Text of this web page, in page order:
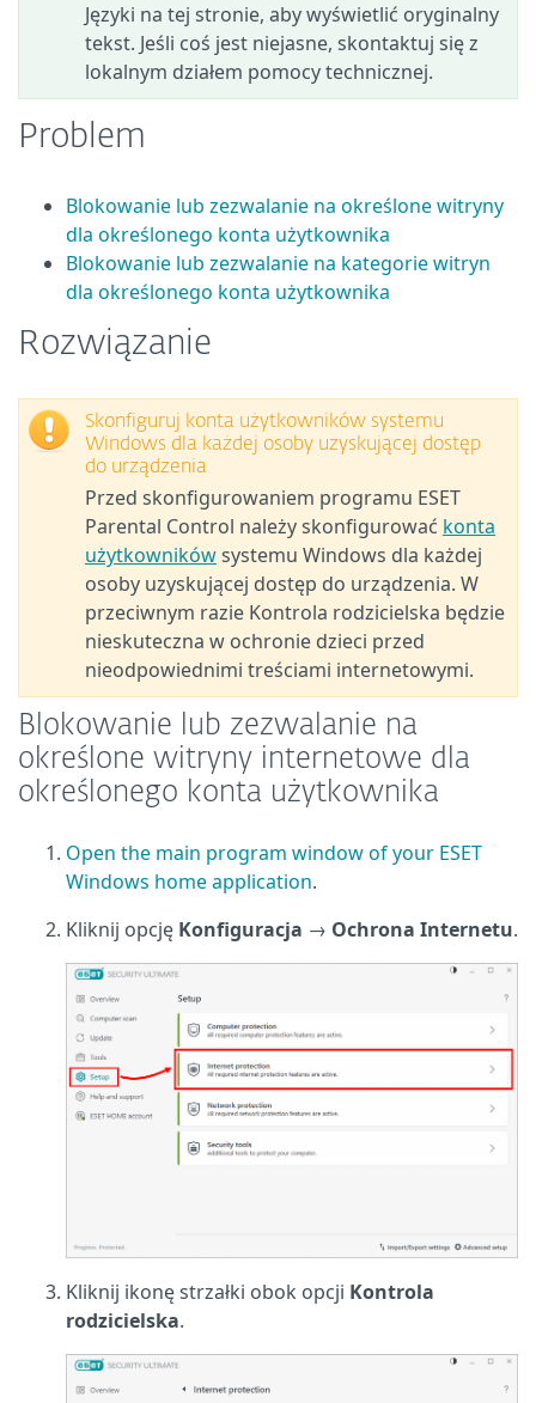
Języki na tej stronie, aby wyświetlić oryginalny
tekst. Jeśli coś jest niejasne, skontaktuj się z
lokalnym działem pomocy technicznej.
Problem
Blokowanie lub zezwalanie na określone witryny
dla określonego konta użytkownika
Blokowanie lub zezwalanie na kategorie witryn
dla określonego konta użytkownika
Rozwiązanie
Skonfiguruj konta użytkowników systemu
Windows dla każdej osoby uzyskującej dostęp
do urządzenia
Przed skonfigurowaniem programu ESET
Parental Control należy skonfigurować konta
użytkownikówsystemu Windows dla każdej
osoby uzyskującej dostęp do urządzenia. W
przeciwnym razie Kontrola rodzicielska będzie
nieskuteczna w ochronie dzieci przed
nieodpowiednimi treściami internetowymi.
Blokowanie lub zezwalanie na
określone witryny internetowe dla
określonego konta użytkownika
Open the main program window of your ESET
Windows home application.
Kliknij opcję Konfiguracja → Ochrona Internetu.
Kliknij ikonę strzałki obok opcji Kontrola
rodzicielska.